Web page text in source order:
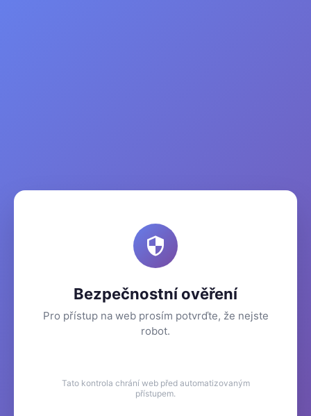
Bezpečnostní ověření
Pro přístup na web prosím potvrďte, že nejste
robot.
Tato kontrola chrání web před automatizovaným
přístupem.